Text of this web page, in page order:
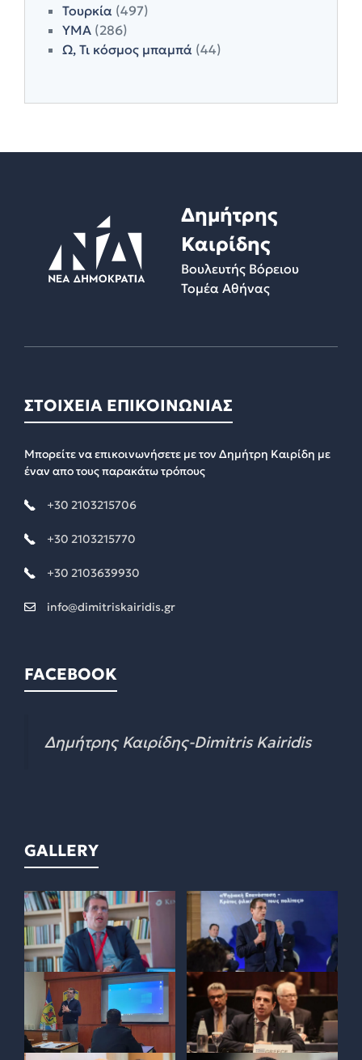
Τουρκία (497)
ΥΜΑ (286)
Ω, Τι κόσμος μπαμπά (44)
Δημήτρης
Καιρίδης
Βουλευτής Βόρειου
Τομέα Αθήνας
ΣΤΟΙΧΕΙΑ ΕΠΙΚΟΙΝΩΝΙΑΣ
Μπορείτε να επικοινωνήσετε με τον Δημήτρη Καιρίδη με
έναν απο τους παρακάτω τρόπους
+30 2103215706
+30 2103215770
+30 2103639930
info@dimitriskairidis.gr
FACEBOOK
Δημήτρης Καιρίδης-Dimitris Kairidis
GALLERY